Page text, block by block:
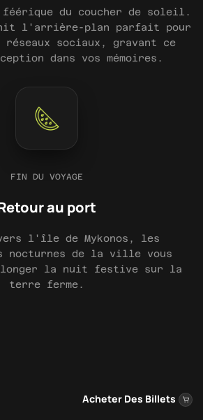
du coucher de soleil.
l'arrière-plan parfait pour
réseaux sociaux, gravant ce
dans vos mémoires.
FIN DU VOYAGE
au port
l'île de Mykonos, les
nocturnes de la ville vous
la nuit festive sur la
terre ferme.
Acheter Des Billets